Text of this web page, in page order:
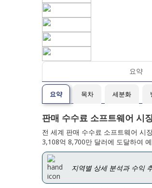
요약
요약 목차 세분화
판매 수수료 소프트웨어 시
전 세계 판매 수수료 소프트웨어 시
3,108억 8,700만 달러에 도달하여
지역별 상세 분석과 수익